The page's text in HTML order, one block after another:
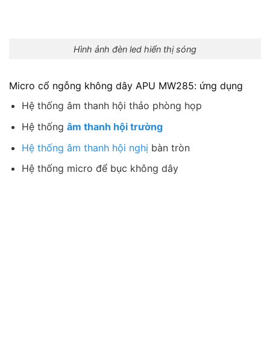
Hình ảnh đèn led hiển thị sóng
Micro cổ ngỗng không dây APU MW285: ứng dụng
Hệ thống âm thanh hội thảo phòng họp
Hệ thống âm thanh hội trường
Hệ thống âm thanh hội nghị bàn tròn
Hệ thống micro để bục không dây